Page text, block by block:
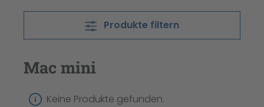
Produkte filtern
Mac mini
Keine Produkte gefunden.